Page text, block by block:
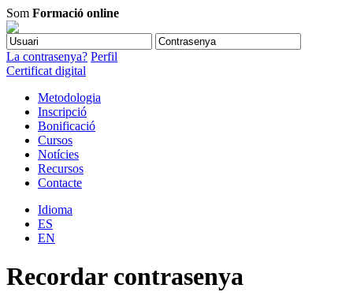
Som Formació online
La contrasenya? Perfil
Certificat digital
Metodologia
Inscripció
Bonificació
Cursos
Notícies
Recursos
Contacte
Idioma
ES
EN
Recordar contrasenya